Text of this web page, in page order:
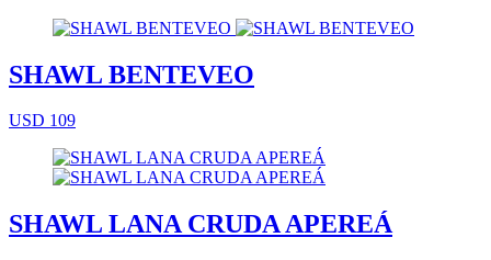
SHAWL BENTEVEO
USD 109
SHAWL LANA CRUDA APEREÁ